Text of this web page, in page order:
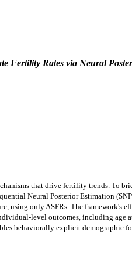
Fertility Rates via Neural
that drive fertility trends. To
Neural Posterior Estimation
using only ASFRs. The framework's
level outcomes, including age
behaviorally explicit demographic